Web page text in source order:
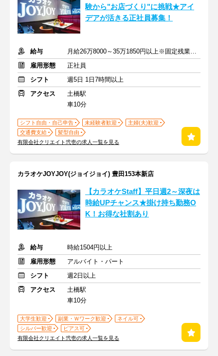
験から"お店づくり"に挑戦★アイ
デアが活きる正社員募集！
給与
月給26万8000～35万1850円以上※固定残業代含む
雇用形態
正社員
シフト
週5日 1日7時間以上
アクセス
土橋駅
車10分
シフト自由・自己申告 未経験者歓迎
主婦(夫)歓迎
交通費支給
髪型自由
有限会社クリエイト弐壱の求人一覧を見る
カラオケJOYJOY(ジョイジョイ) 豊田153本新店
【カラオケStaff】平日週2～深夜は
時給UPチャンス★掛け持ち勤務O
K！お得な社割あり
給与
時給1504円以上
雇用形態
アルバイト・パート
シフト
週2日以上
アクセス
土橋駅
車10分
大学生歓迎 副業・Ｗワーク歓迎
ネイル可
シルバー歓迎
ピアス可
有限会社クリエイト弐壱の求人一覧を見る